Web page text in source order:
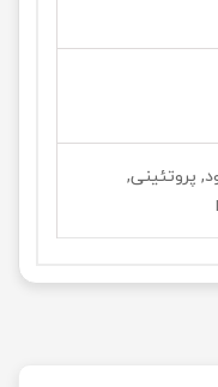
پروتئینی,